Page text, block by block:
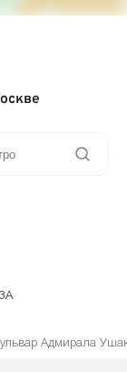
Адмирала